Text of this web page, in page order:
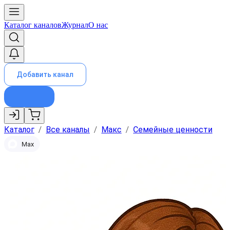
Каталог каналовЖурналО нас
Добавить канал
Каталог / Все каналы / Макс / Семейные ценности
Max